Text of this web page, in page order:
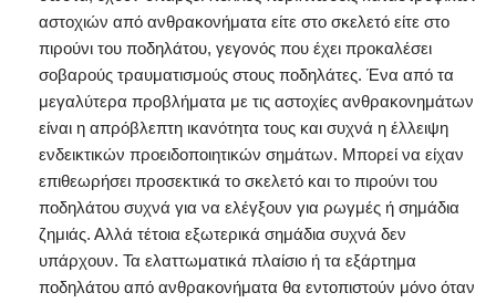
αστοχιών από ανθρακονήματα είτε στο σκελετό είτε στο
πιρούνι του ποδηλάτου, γεγονός που έχει προκαλέσει
σοβαρούς τραυματισμούς στους ποδηλάτες. Ένα από τα
μεγαλύτερα προβλήματα με τις αστοχίες ανθρακονημάτων
είναι η απρόβλεπτη ικανότητα τους και συχνά η έλλειψη
ενδεικτικών προειδοποιητικών σημάτων. Μπορεί να είχαν
επιθεωρήσει προσεκτικά το σκελετό και το πιρούνι του
ποδηλάτου συχνά για να ελέγξουν για ρωγμές ή σημάδια
ζημιάς. Αλλά τέτοια εξωτερικά σημάδια συχνά δεν
υπάρχουν. Τα ελαττωματικά πλαίσιο ή τα εξάρτημα
ποδηλάτου από ανθρακονήματα θα εντοπιστούν μόνο όταν